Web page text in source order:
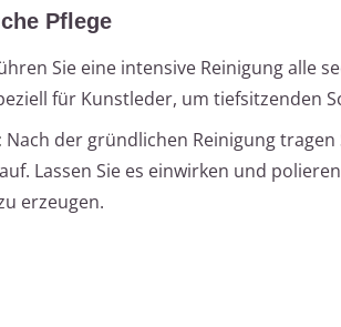
Pflege
Sie eine intensive Reinigung alle
für Kunstleder, um tiefsitzenden
Nach der gründlichen Reinigung
Lassen Sie es einwirken und
erzeugen.